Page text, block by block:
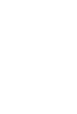
Перейти к